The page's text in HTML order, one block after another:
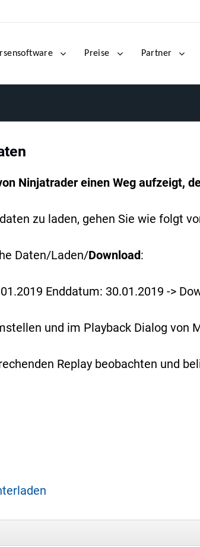
Preise Partner
Ninjatrader einen Weg aufzeigt,
zu laden, gehen Sie wie folgt
Daten/Laden/Download:
Enddatum: 30.01.2019 ->
und im Playback Dialog von
Replay beobachten und